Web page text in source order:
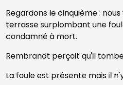
Regardons le cinquième :
terrasse surplombant une
condamné à mort.
Rembrandt perçoit qu'il
La foule est présente mais il